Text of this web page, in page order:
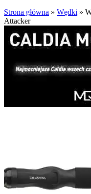
Strona główna » Wędki »
Attacker